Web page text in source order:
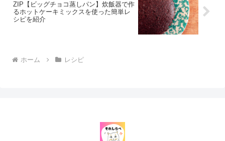
ZIP【ビッグチョコ蒸しパン】炊飯器で作
るホットケーキミックスを使った簡単レ
シピを紹介
ホーム レシピ